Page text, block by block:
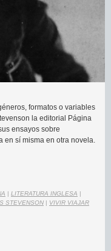
formatos o variables
la editorial Página
ensayos sobre
en sí misma en otra novela.
| LITERATURA INGLESA |
STEVENSON | VIVIR VIAJAR